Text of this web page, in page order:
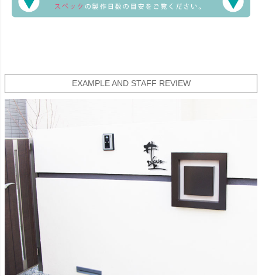
EXAMPLE AND STAFF REVIEW